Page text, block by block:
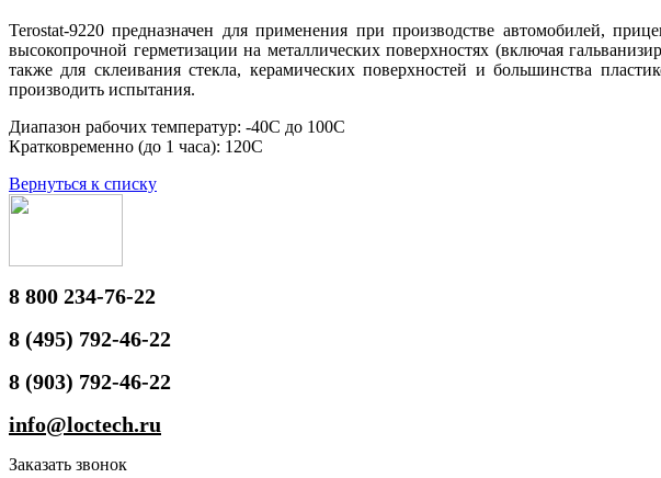
Terostat-9220 предназначен для применения при производстве автомобилей,
высокопрочной герметизации на металлических поверхностях (включая
также для склеивания стекла, керамических поверхностей и большинства
производить испытания.
Диапазон рабочих температур: -40С до 100С
Кратковременно (до 1 часа): 120С
Вернуться к списку
8 800 234-76-22
8 (495) 792-46-22
8 (903) 792-46-22
info@loctech.ru
Заказать звонок